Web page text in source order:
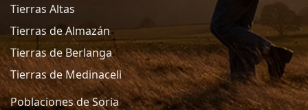
Tierras Altas
Tierras de Almazán
Tierras de Berlanga
Tierras de Medinaceli
Poblaciones de Soria